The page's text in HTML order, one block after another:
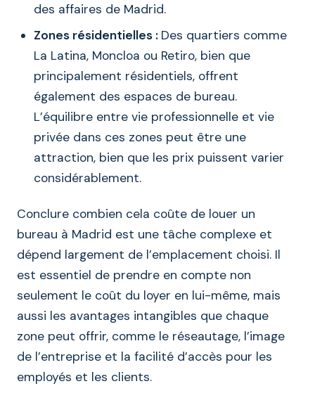
des affaires de Madrid.
Zones résidentielles : Des quartiers comme
La Latina, Moncloa ou Retiro, bien que
principalement résidentiels, offrent
également des espaces de bureau.
L’équilibre entre vie professionnelle et vie
privée dans ces zones peut être une
attraction, bien que les prix puissent varier
considérablement.
Conclure combien cela coûte de louer un
bureau à Madrid est une tâche complexe et
dépend largement de l’emplacement choisi. Il
est essentiel de prendre en compte non
seulement le coût du loyer en lui-même, mais
aussi les avantages intangibles que chaque
zone peut offrir, comme le réseautage, l’image
de l’entreprise et la facilité d’accès pour les
employés et les clients.